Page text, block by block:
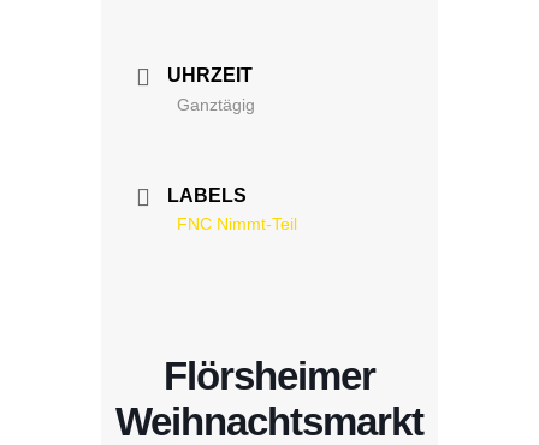
UHRZEIT
Ganztägig
LABELS
FNC Nimmt-Teil
Flörsheimer
Weihnachtsmarkt